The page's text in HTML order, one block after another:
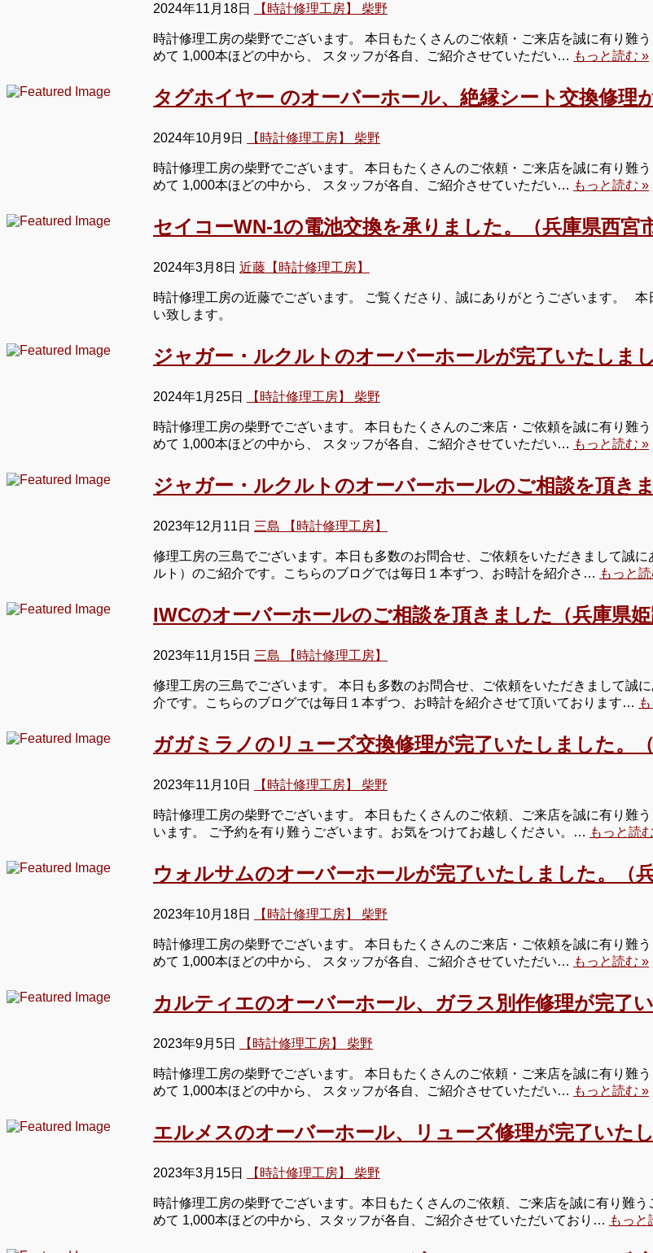
2024年11月18日 【時計修理工房】 柴野
時計修理工房の柴野でございます。 本日もたくさんのご依頼・ご来店を誠に有り難
めて 1,000本ほどの中から、 スタッフが各自、ご紹介させていただい… もっと読む »
タグホイヤー のオーバーホール、絶縁シート交換修理
2024年10月9日 【時計修理工房】 柴野
時計修理工房の柴野でございます。 本日もたくさんのご依頼・ご来店を誠に有り難
めて 1,000本ほどの中から、 スタッフが各自、ご紹介させていただい… もっと読む »
セイコーWN-1の電池交換を承りました。（兵庫県西宮
2024年3月8日 近藤【時計修理工房】
時計修理工房の近藤でございます。 ご覧くださり、誠にありがとうございます。
い致します。
ジャガー・ルクルトのオーバーホールが完了いたしま
2024年1月25日 【時計修理工房】 柴野
時計修理工房の柴野でございます。 本日もたくさんのご来店・ご依頼を誠に有り難
めて 1,000本ほどの中から、 スタッフが各自、ご紹介させていただい… もっと読む »
ジャガー・ルクルトのオーバーホールのご相談を頂き
2023年12月11日 三島 【時計修理工房】
修理工房の三島でございます。本日も多数のお問合せ、ご依頼をいただきまして誠
ルト）のご紹介です。こちらのブログでは毎日１本ずつ、お時計を紹介さ… もっと
IWCのオーバーホールのご相談を頂きました（兵庫県姫
2023年11月15日 三島 【時計修理工房】
修理工房の三島でございます。 本日も多数のお問合せ、ご依頼をいただきまして誠
介です。こちらのブログでは毎日１本ずつ、お時計を紹介させて頂いております…
ガガミラノのリューズ交換修理が完了いたしました。（
2023年11月10日 【時計修理工房】 柴野
時計修理工房の柴野でございます。 本日もたくさんのご依頼、ご来店を誠に有り難
います。 ご予約を有り難うございます。お気をつけてお越しください。… もっと読
ウォルサムのオーバーホールが完了いたしました。（兵
2023年10月18日 【時計修理工房】 柴野
時計修理工房の柴野でございます。 本日もたくさんのご来店・ご依頼を誠に有り難
めて 1,000本ほどの中から、 スタッフが各自、ご紹介させていただい… もっと読む »
カルティエのオーバーホール、ガラス別作修理が完了
2023年9月5日 【時計修理工房】 柴野
時計修理工房の柴野でございます。 本日もたくさんのご依頼・ご来店を誠に有り難
めて 1,000本ほどの中から、 スタッフが各自、ご紹介させていただい… もっと読む »
エルメスのオーバーホール、リューズ修理が完了いた
2023年3月15日 【時計修理工房】 柴野
時計修理工房の柴野でございます。本日もたくさんのご依頼、ご来店を誠に有り難
めて 1,000本ほどの中から、スタッフが各自、ご紹介させていただいており… もっと